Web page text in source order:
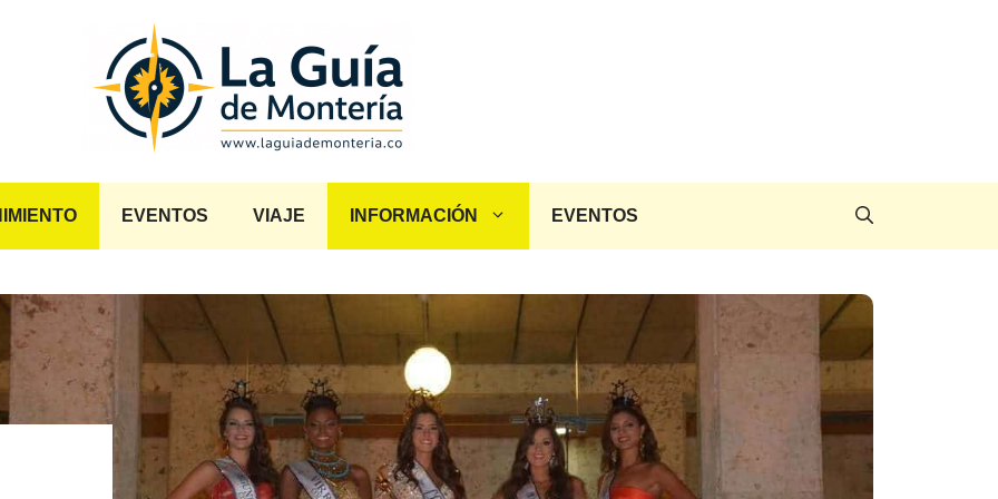
EVENTOS VIAJE INFORMACIÓN EVENTOS